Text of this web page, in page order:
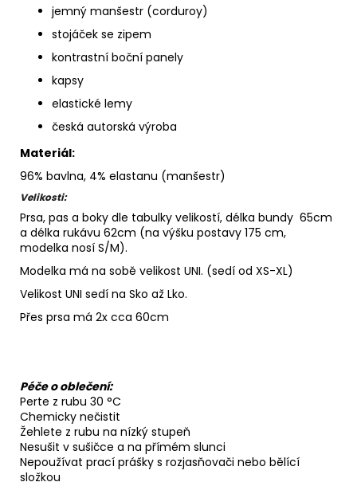
jemný manšestr (corduroy)
stojáček se zipem
kontrastní boční panely
kapsy
elastické lemy
česká autorská výroba
Materiál:
96% bavlna, 4% elastanu (manšestr)
Velikosti:
Prsa, pas a boky dle tabulky velikostí, délka bundy 65cm
a délka rukávu 62cm (na výšku postavy 175 cm,
modelka nosí S/M).
Modelka má na sobě velikost UNI. (sedí od XS-XL)
Velikost UNI sedí na Sko až Lko.
Přes prsa má 2x cca 60cm
Péče o oblečení:
Perte z rubu 30 °C
Chemicky nečistit
Žehlete z rubu na nízký stupeň
Nesušit v sušičce a na přímém slunci
Nepoužívat prací prášky s rozjasňovači nebo bělící
složkou